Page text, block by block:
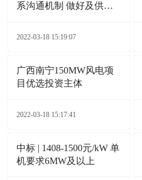
系沟通机制 做好及供电
2022-03-18 15:19:07
广西南宁150MW风电项
目优选投资主体
2022-03-18 15:17:41
中标 | 1408-1500元/kW 单
机要求6MW及以上